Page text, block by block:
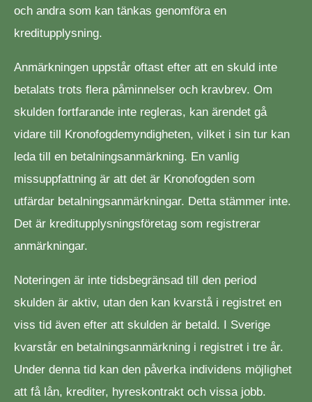
och andra som kan tänkas genomföra en
kreditupplysning.
Anmärkningen uppstår oftast efter att en skuld inte
betalats trots flera påminnelser och kravbrev. Om
skulden fortfarande inte regleras, kan ärendet gå
vidare till Kronofogdemyndigheten, vilket i sin tur kan
leda till en betalningsanmärkning. En vanlig
missuppfattning är att det är Kronofogden som
utfärdar betalningsanmärkningar. Detta stämmer inte.
Det är kreditupplysningsföretag som registrerar
anmärkningar.
Noteringen är inte tidsbegränsad till den period
skulden är aktiv, utan den kan kvarstå i registret en
viss tid även efter att skulden är betald. I Sverige
kvarstår en betalningsanmärkning i registret i tre år.
Under denna tid kan den påverka individens möjlighet
att få lån, krediter, hyreskontrakt och vissa jobb.